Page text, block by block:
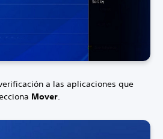
a las aplicaciones que
Mover.